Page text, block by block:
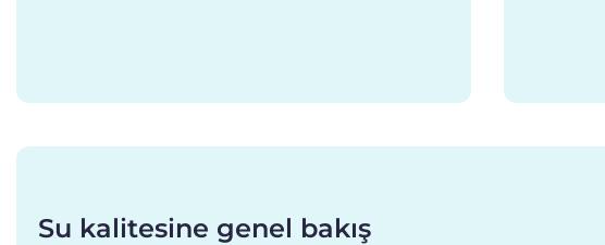
Su kalitesine genel bakış